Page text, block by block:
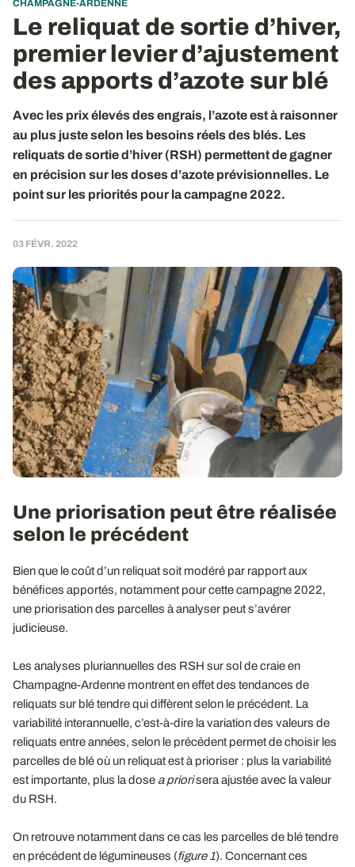
CHAMPAGNE-ARDENNE
Le reliquat de sortie d’hiver,
premier levier d’ajustement
des apports d’azote sur blé
Avec les prix élevés des engrais, l’azote est à raisonner
au plus juste selon les besoins réels des blés. Les
reliquats de sortie d’hiver (RSH) permettent de gagner
en précision sur les doses d’azote prévisionnelles. Le
point sur les priorités pour la campagne 2022.
03 FÉVR. 2022
Une priorisation peut être réalisée
selon le précédent
Bien que le coût d’un reliquat soit modéré par rapport aux
bénéfices apportés, notamment pour cette campagne 2022,
une priorisation des parcelles à analyser peut s’avérer
judicieuse.
Les analyses pluriannuelles des RSH sur sol de craie en
Champagne-Ardenne montrent en effet des tendances de
reliquats sur blé tendre qui diffèrent selon le précédent. La
variabilité interannuelle, c’est-à-dire la variation des valeurs de
reliquats entre années, selon le précédent permet de choisir les
parcelles de blé où un reliquat est à prioriser : plus la variabilité
est importante, plus la dose a priorisera ajustée avec la valeur
du RSH.
On retrouve notamment dans ce cas les parcelles de blé tendre
en précédent de légumineuses (figure 1). Concernant ces